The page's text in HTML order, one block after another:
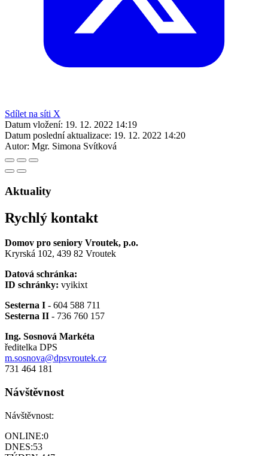
Sdílet na síti X
Datum vložení: 19. 12. 2022 14:19
Datum poslední aktualizace: 19. 12. 2022 14:20
Autor: Mgr. Simona Svítková
Aktuality
Rychlý kontakt
Domov pro seniory Vroutek, p.o.
Kryrská 102, 439 82 Vroutek
Datová schránka:
ID schránky: vyikixt
Sesterna I - 604 588 711
Sesterna II - 736 760 157
Ing. Sosnová Markéta
ředitelka DPS
m.sosnova@dpsvroutek.cz
731 464 181
Návštěvnost
Návštěvnost:
ONLINE:0
DNES:53